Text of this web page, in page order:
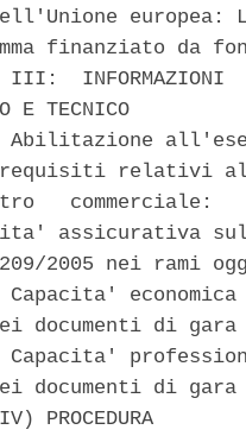
europea:
finanziato da
III:  INFORMAZIONI
E TECNICO
Abilitazione
relativi
commerciale:
assicurativa
2005 nei rami
Capacita'
documenti di
Capacita'
documenti di
PROCEDURA